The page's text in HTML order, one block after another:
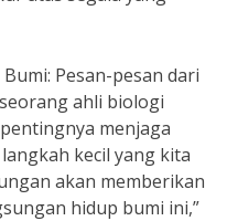
Pesan-pesan dari
ahli biologi
menjaga
kecil yang kita
akan memberikan
hidup bumi ini,”